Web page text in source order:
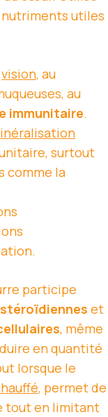
utiles
vision, au
au
immunitaire.
surtout
comme la
participe
et
, même
en quantité
lorsque le
, permet de
tout en limitant